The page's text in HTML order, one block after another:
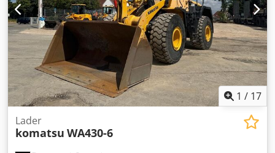
1 / 17
Lader
komatsu WA430-6